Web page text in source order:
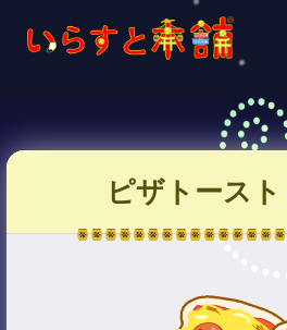
ピザトースト